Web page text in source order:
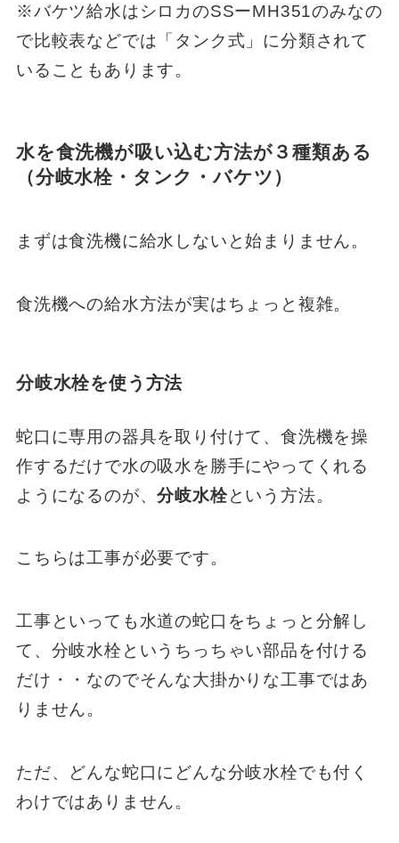
※バケツ給水はシロカのSSーMH351のみなの
で比較表などでは「タンク式」に分類されて
いることもあります。
水を食洗機が吸い込む方法が３種類ある
（分岐水栓・タンク・バケツ）
まずは食洗機に給水しないと始まりません。
食洗機への給水方法が実はちょっと複雑。
分岐水栓を使う方法
蛇口に専用の器具を取り付けて、食洗機を操
作するだけで水の吸水を勝手にやってくれる
ようになるのが、分岐水栓という方法。
こちらは工事が必要です。
工事といっても水道の蛇口をちょっと分解し
て、分岐水栓というちっちゃい部品を付ける
だけ・・なのでそんな大掛かりな工事ではあ
りません。
ただ、どんな蛇口にどんな分岐水栓でも付く
わけではありません。